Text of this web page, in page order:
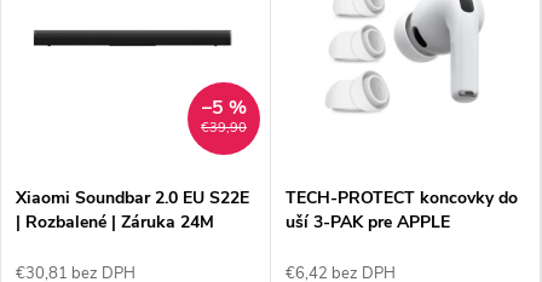
€39,90
–5 %
Xiaomi Soundbar 2.0 EU S22E
| Rozbalené | Záruka 24M
€30,81 bez DPH
TECH-PROTECT koncovky do
uší 3-PAK pre APPLE
€6,42 bez DPH